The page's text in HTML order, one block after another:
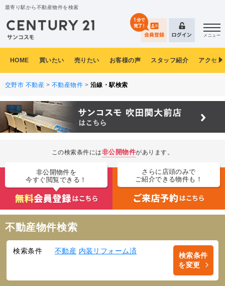
最寄り駅から不動産物件を検索
メニュー
HOME 買いたい 売りたい お客様の声 スタッフ紹介 アクセ
交野市 不動産 > 不動産物件 > 沿線・駅検索
この検索条件には非公開物件があります。
非公開物件を
今すぐ閲覧できる！
さらに店頭のみで
ご紹介できる物件も！
不動産物件検索
検索条件 不動産 内装リフォーム済
検索条件
を変更